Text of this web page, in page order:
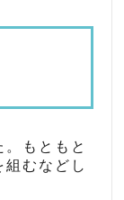
もともと
むなどし